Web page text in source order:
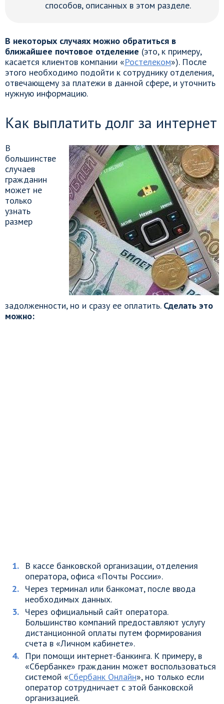
способов, описанных в этом разделе.
В некоторых случаях можно обратиться в
ближайшее почтовое отделение (это, к примеру,
касается клиентов компании «Ростелеком»). После
этого необходимо подойти к сотруднику отделения,
отвечающему за платежи в данной сфере, и уточнить
нужную информацию.
Как выплатить долг за интернет
В
большинстве
случаев
гражданин
может не
только
узнать
размер
задолженности, но и сразу ее оплатить. Сделать это
можно:
В кассе банковской организации, отделения
оператора, офиса «Почты России».
Через терминал или банкомат, после ввода
необходимых данных.
Через официальный сайт оператора.
Большинство компаний предоставляют услугу
дистанционной оплаты путем формирования
счета в «Личном кабинете».
При помощи интернет-банкинга. К примеру, в
«Сбербанке» гражданин может воспользоваться
системой «Сбербанк Онлайн», но только если
оператор сотрудничает с этой банковской
организацией.